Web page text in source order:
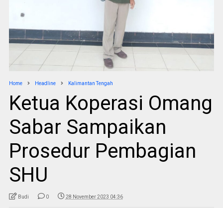
Home Headline Kalimantan Tengah
Ketua Koperasi Omang
Sabar Sampaikan
Prosedur Pembagian
SHU
Budi 0 28 November 2023 04:36